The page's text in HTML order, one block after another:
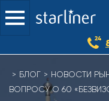
БЛОГ НОВОСТИ
ВОПРОСУ О 60